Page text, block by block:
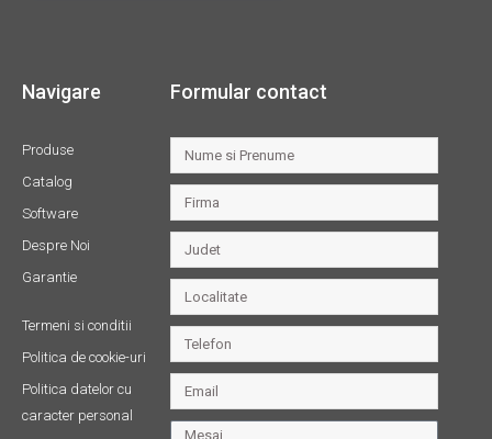
Navigare
Produse
Catalog
Software
Despre Noi
Garantie
Termeni si conditii
Politica de cookie-uri
Politica datelor cu
caracter personal
Formular contact